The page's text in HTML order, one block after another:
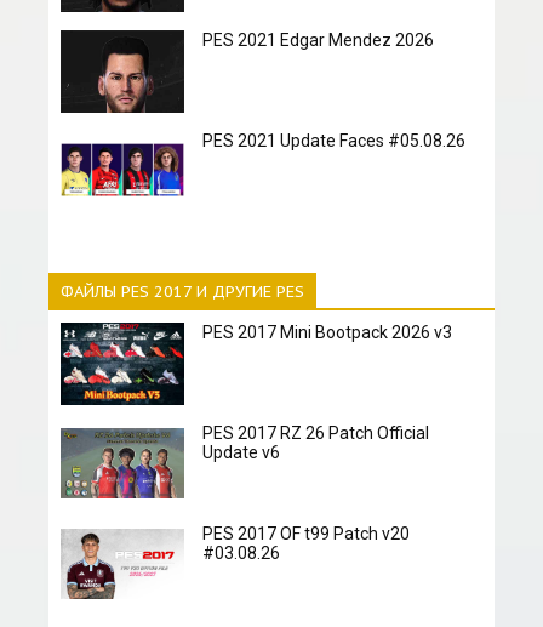
PES 2021 Edgar Mendez 2026
PES 2021 Update Faces #05.08.26
ФАЙЛЫ PES 2017 И ДРУГИЕ PES
PES 2017 Mini Bootpack 2026 v3
PES 2017 RZ 26 Patch Official
Update v6
PES 2017 OF t99 Patch v20
#03.08.26